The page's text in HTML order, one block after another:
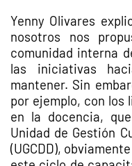
Yenny Olivares
nosotros nos
comunidad interna
las iniciativas
mantener. Sin
por ejemplo, con los
en la docencia,
Unidad de Gestión
(UGCDD),